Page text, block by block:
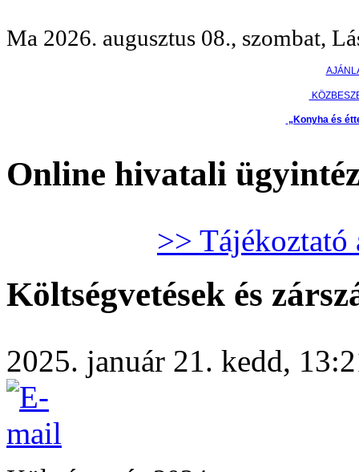
Ma 2026. augusztus 08., szombat,
„Konyha és
Online hivatali
>> Tájékoztató
Költségvetések és
2025. január 21. kedd,